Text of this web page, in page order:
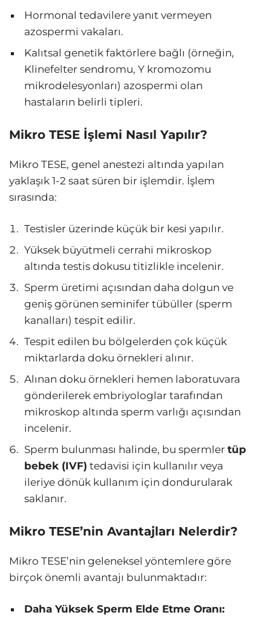
Hormonal tedavilere yanıt vermeyen
azospermi vakaları.
Kalıtsal genetik faktörlere bağlı (örneğin,
Klinefelter sendromu, Y kromozomu
mikrodelesyonları) azospermi olan
hastaların belirli tipleri.
Mikro TESE İşlemi Nasıl Yapılır?
Mikro TESE, genel anestezi altında yapılan
yaklaşık 1-2 saat süren bir işlemdir. İşlem
sırasında:
Testisler üzerinde küçük bir kesi yapılır.
Yüksek büyütmeli cerrahi mikroskop
altında testis dokusu titizlikle incelenir.
Sperm üretimi açısından daha dolgun ve
geniş görünen seminifer tübüller (sperm
kanalları) tespit edilir.
Tespit edilen bu bölgelerden çok küçük
miktarlarda doku örnekleri alınır.
Alınan doku örnekleri hemen laboratuvara
gönderilerek embriyologlar tarafından
mikroskop altında sperm varlığı açısından
incelenir.
Sperm bulunması halinde, bu spermler tüp
bebek (IVF) tedavisi için kullanılır veya
ileriye dönük kullanım için dondurularak
saklanır.
Mikro TESE’nin Avantajları Nelerdir?
Mikro TESE’nin geleneksel yöntemlere göre
birçok önemli avantajı bulunmaktadır:
Daha Yüksek Sperm Elde Etme Oranı: